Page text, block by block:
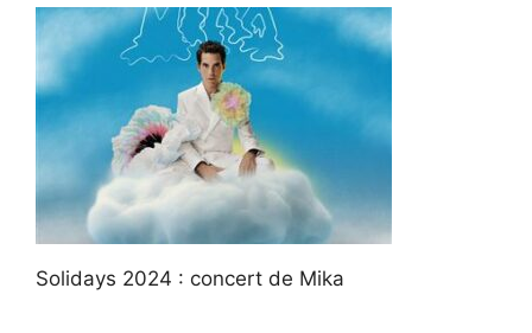
Solidays 2024 : concert de Mika